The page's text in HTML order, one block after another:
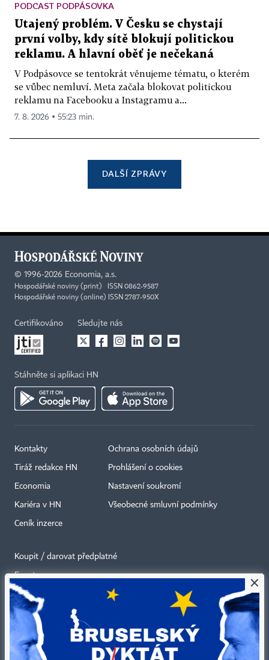
PODCAST PODPÁSOVKA
Utajený problém. V Česku se chystají
první volby, kdy sítě blokují politickou
reklamu. A hlavní oběť je nečekaná
V Podpásovce se tentokrát věnujeme tématu, o kterém
se vůbec nemluví. Meta začala blokovat politickou
reklamu na Facebooku a Instagramu a...
7. 8. 2026 ▪ 55:23 min.
DALŠÍ ZPRÁVY
© 1996-2026 Economia, a.s.
Hospodářské noviny (print) ISSN 0862-9587
Hospodářské noviny (online) ISSN 2787-950X
Certifikováno Sledujte nás
Stáhněte si aplikaci HN
Kontakty
Tiráž redakce HN
Economia
Kariéra v HN
Ceník inzerce
Ochrana osobních údajů
Prohlášení o cookies
Nastavení soukromí
Všeobecné smluvní podmínky
Koupit / darovat předplatné
Eventy
Newslettery
RSS kanály
Autorská práva vykonává vydavatel. Bez písemného svolení vydavatele je
×